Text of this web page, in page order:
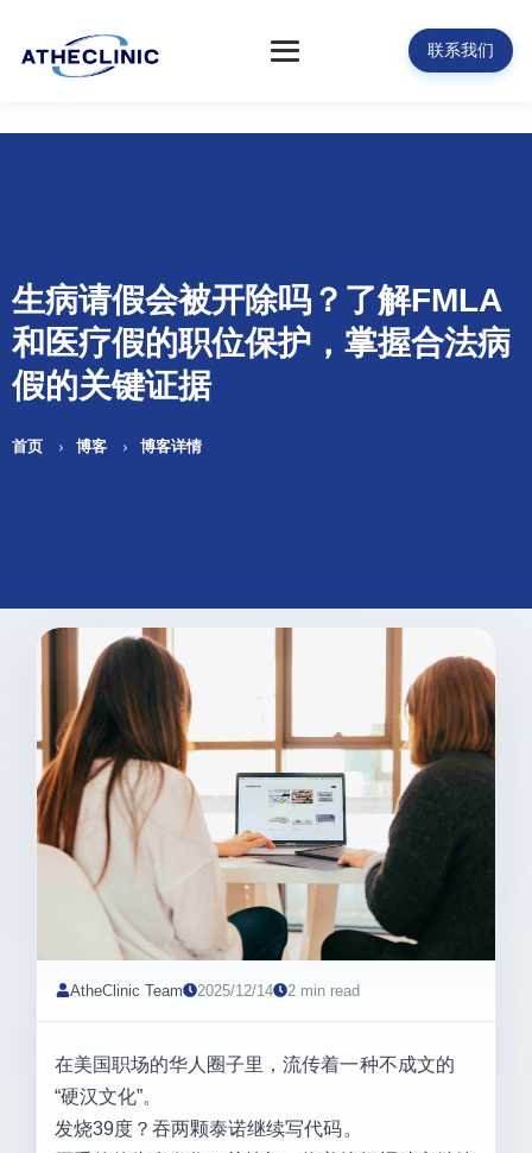
联系我们
生病请假会被开除吗？了解FMLA
和医疗假的职位保护，掌握合法病
假的关键证据
首页 博客 博客详情
AtheClinic Team 2025/12/14 2 min read
在美国职场的华人圈子里，流传着一种不成文的
“硬汉文化”。
发烧39度？吞两颗泰诺继续写代码。